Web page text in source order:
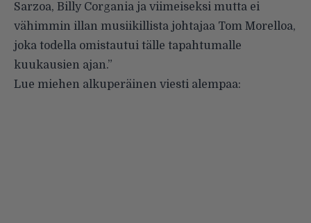
Sarzoa, Billy Corgania ja viimeiseksi mutta ei
vähimmin illan musiikillista johtajaa Tom Morelloa,
joka todella omistautui tälle tapahtumalle
kuukausien ajan.”
Lue miehen alkuperäinen viesti alempaa: